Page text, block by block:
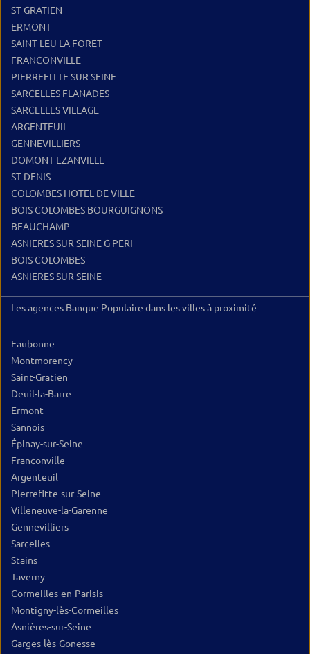
ST GRATIEN
ERMONT
SAINT LEU LA FORET
FRANCONVILLE
PIERREFITTE SUR SEINE
SARCELLES FLANADES
SARCELLES VILLAGE
ARGENTEUIL
GENNEVILLIERS
DOMONT EZANVILLE
ST DENIS
COLOMBES HOTEL DE VILLE
BOIS COLOMBES BOURGUIGNONS
BEAUCHAMP
ASNIERES SUR SEINE G PERI
BOIS COLOMBES
ASNIERES SUR SEINE
Les agences Banque Populaire dans les villes à proximité
Eaubonne
Montmorency
Saint-Gratien
Deuil-la-Barre
Ermont
Sannois
Épinay-sur-Seine
Franconville
Argenteuil
Pierrefitte-sur-Seine
Villeneuve-la-Garenne
Gennevilliers
Sarcelles
Stains
Taverny
Cormeilles-en-Parisis
Montigny-lès-Cormeilles
Asnières-sur-Seine
Garges-lès-Gonesse